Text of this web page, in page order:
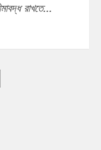
রাখতে...